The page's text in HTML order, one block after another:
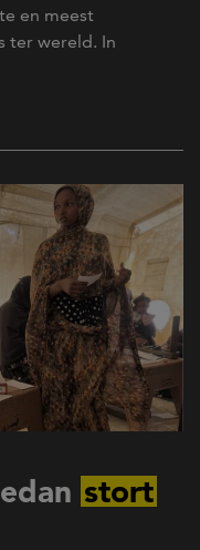
en meest
ter wereld. In
stort